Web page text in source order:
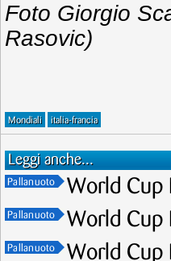
Foto Giorgio
Rasovic)
Mondiali italia-francia
Leggi anche...
Pallanuoto World Cup
Pallanuoto World Cup
Pallanuoto World Cup